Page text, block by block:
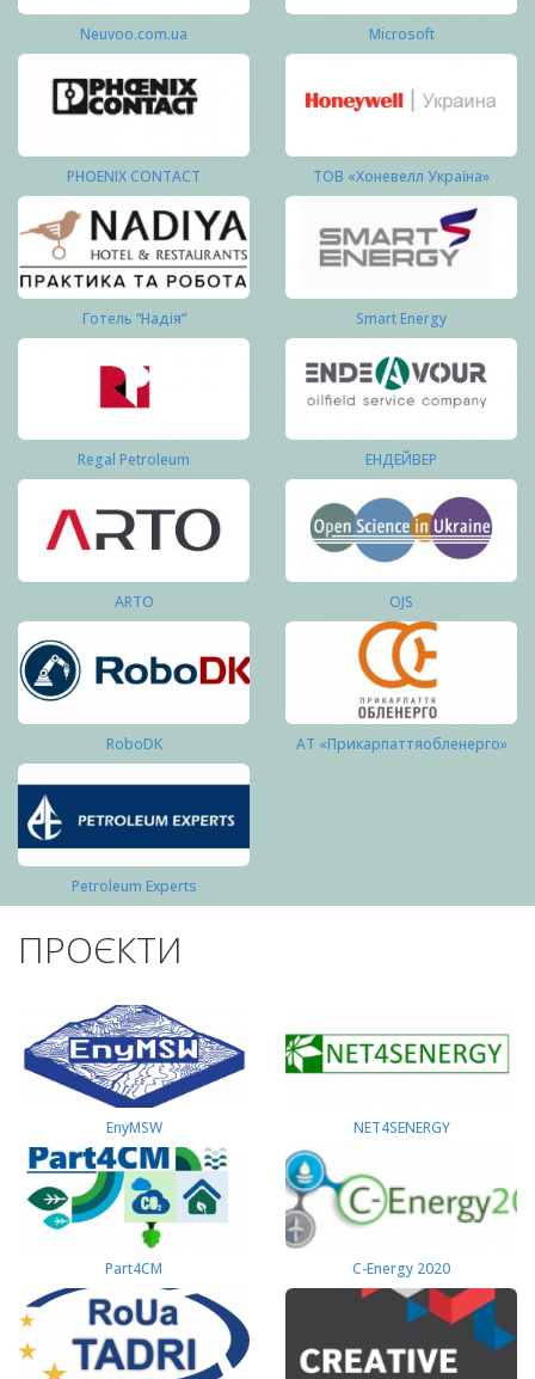
Neuvoo.com.ua Microsoft
PHOENIX CONTACT ТОВ «Хоневелл Україна»
Готель “Надія” Smart Energy
Regal Petroleum ЕНДЕЙВЕР
ARTO OJS
RoboDK АТ «Прикарпаттяобленерго»
Petroleum Experts
ПРОЄКТИ
EnyMSW NET4SENERGY
Part4СМ C-Energy 2020